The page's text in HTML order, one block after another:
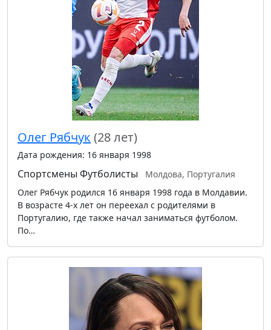
Олег Рябчук (28 лет)
Дата рождения: 16 января 1998
Спортсмены Футболисты
Молдова, Португалия
Олег Рябчук родился 16 января 1998 года в Молдавии.
В возрасте 4-х лет он переехал с родителями в
Португалию, где также начал заниматься футболом.
По…